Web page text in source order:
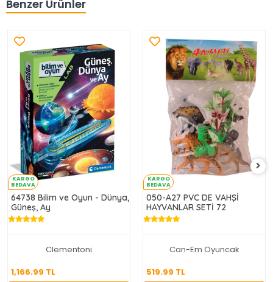
Benzer Ürünler
KARGO
BEDAVA
64738 Bilim ve Oyun - Dünya,
Güneş, Ay
Clementoni
1,166.99 TL
1,166.99 TL
Sepete Ekle
KARGO
BEDAVA
050-A27 PVC DE VAHŞİ
HAYVANLAR SETİ 72
Can-Em Oyuncak
519.99 TL
519.99 TL